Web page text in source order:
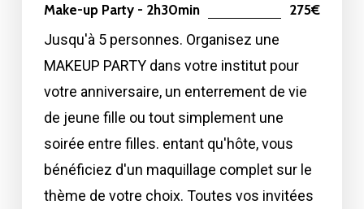
Make-up Party - 2h30min 275€
Jusqu'à 5 personnes. Organisez une
MAKEUP PARTY dans votre institut pour
votre anniversaire, un enterrement de vie
de jeune fille ou tout simplement une
soirée entre filles. entant qu'hôte, vous
bénéficiez d'un maquillage complet sur le
thème de votre choix. Toutes vos invitées